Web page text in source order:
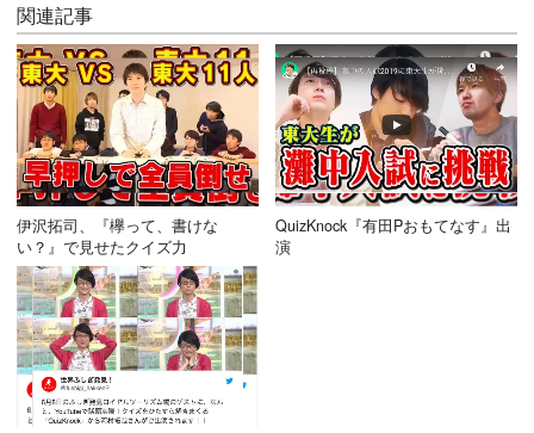
関連記事
伊沢拓司、『欅って、書けな
い？』で見せたクイズ力
QuizKnock『有田Pおもてなす』出
演